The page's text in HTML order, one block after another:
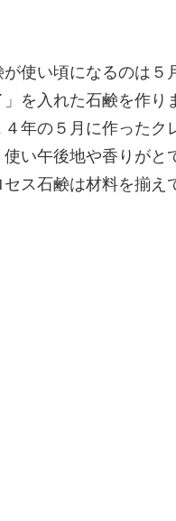
使い頃になるのは５
を入れた石鹸を作り
年の５月に作ったク
い午後地や香りがと
セス石鹸は材料を揃